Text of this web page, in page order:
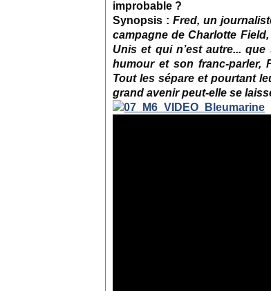
Synopsis : Fred, un
campagne de Charlotte
Unis et qui n’est autre...
humour et son franc-parler,
Tout les sépare et pourtant
grand avenir peut-elle se